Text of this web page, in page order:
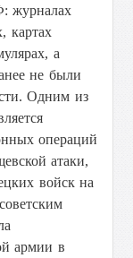
журналах
картах
а
не были
Одним из
операций
атаки,
войск на
армии в